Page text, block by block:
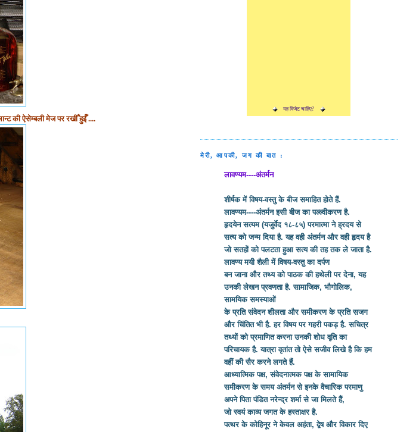
की ऐसेम्बली मेज पर रखीँ हुईँ ....
यह विजेट चाहिए?
मेरी, आपकी, जग की बात :
लावण्यम----अंतर्मन
शीर्षक में विषय-वस्तु के बीज समाहित होते हैं.
लावण्यम----अंतर्मन इसी बीज का पल्ल्वीकरण है.
हृदयेन सत्यम (यजुर्वेद १८-८५) परमात्मा ने ह्रदय से
सत्य को जन्म दिया है. यह वही अंतर्मन और वही हृदय है
जो सतहों को पलटता हुआ सत्य की तह तक ले जाता है.
लावण्य मयी शैली में विषय-वस्तु का दर्पण
बन जाना और तथ्य को पाठक की हथेली पर देना, यह
उनकी लेखन प्रवणता है. सामाजिक, भौगोलिक,
सामयिक समस्याओं
के प्रति संवेदन शीलता और समीकरण के प्रति सजग
और चिंतित भी है. हर विषय पर गहरी पकड़ है. सचित्र
तथ्यों को प्रमाणित करना उनकी शोध वृति का
परिचायक है. यात्रा वृतांत तो ऐसे सजीव लिखे है कि हम
वहीं की सैर करने लगते हैं.
आध्यात्मिक पक्ष, संवेदनात्मक पक्ष के सामायिक
समीकरण के समय अंतर्मन से इनके वैचारिक परमाणु
अपने पिता पंडित नरेन्द्र शर्मा सेजा मिलते हैं,
जो स्वयं काव्य जगत के हस्ताक्षर है.
पत्थर के कोहिनूर ने केवल अहंता, द्वेष और विकार दिए